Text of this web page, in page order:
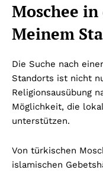
Moschee
Meinem
Die Suche nach einer
Standorts ist nicht
Religionsausübung
Möglichkeit, die
unterstützen.
Von türkischen
islamischen